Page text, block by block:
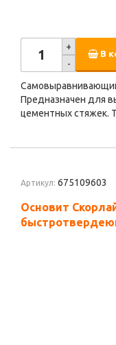
+
-
В
Предназначен для
цементных стяжек.
Артикул: 675109603
Основит